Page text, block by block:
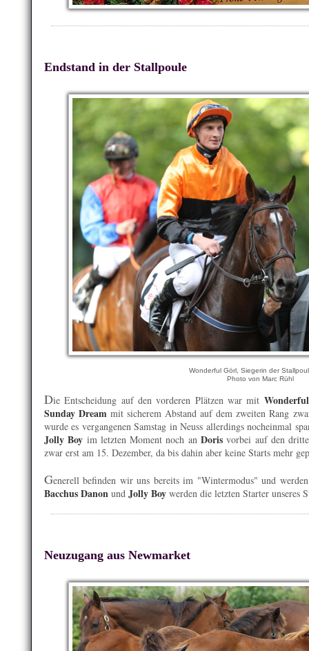
Endstand in der Stallpoule
Wonderful Görl, Siegerin der
Photo von Marc Rühl
Die Entscheidung auf den vorderen Plätzen war mit
Sunday Dream mit sicherem Abstand auf dem zweiten Rang
wurde es vergangenen Samstag in Neuss allerdings nocheinmal
Jolly Boy im letzten Moment noch anDoris vorbei auf den
zwar erst am 15. Dezember, da bis dahin aber keine Starts mehr
Generell befinden wir uns bereits im "Wintermodus" und
Bacchus Danon und Jolly Boy werden die letzten Starter unseres
Neuzugang aus Newmarket